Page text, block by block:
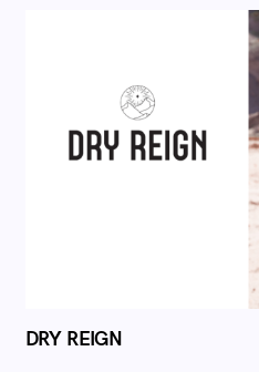
DRY REIGN